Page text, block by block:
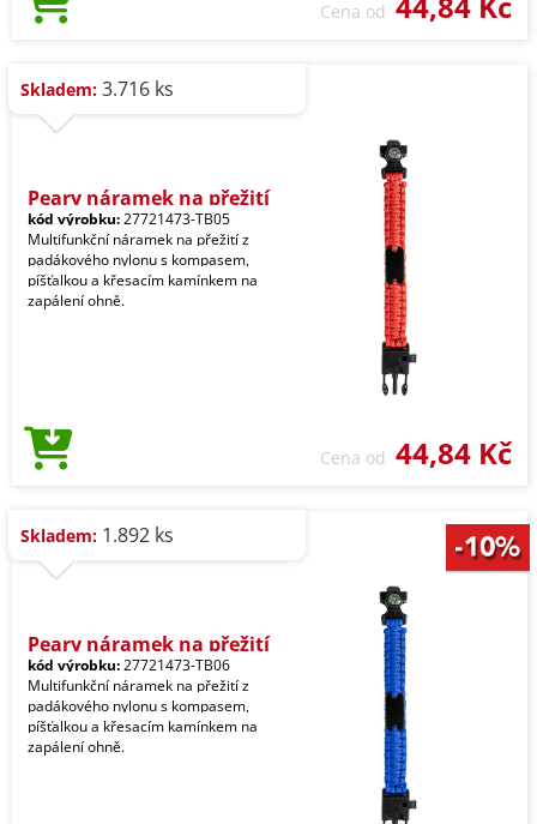
Cena od
Skladem: 3.716 ks
Peary náramek na přežití
kód výrobku:27721473-TB05
Multifunkční náramek na přežití z
padákového nylonu s kompasem,
píšťalkou a křesacím kamínkem na
zapálení ohně.
Cena od 44,84 Kč
Skladem: 1.892 ks
Peary náramek na přežití
kód výrobku:27721473-TB06
Multifunkční náramek na přežití z
padákového nylonu s kompasem,
píšťalkou a křesacím kamínkem na
zapálení ohně.